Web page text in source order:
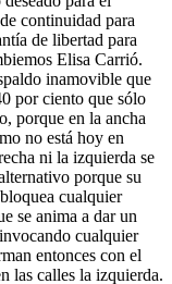
continuidad para
de libertad para
Elisa Carrió.
inamovible que
por ciento que sólo
porque en la ancha
no está hoy en
ni la izquierda se
porque su
cualquier
se anima a dar un
cualquier
entonces con el
las calles la izquierda.